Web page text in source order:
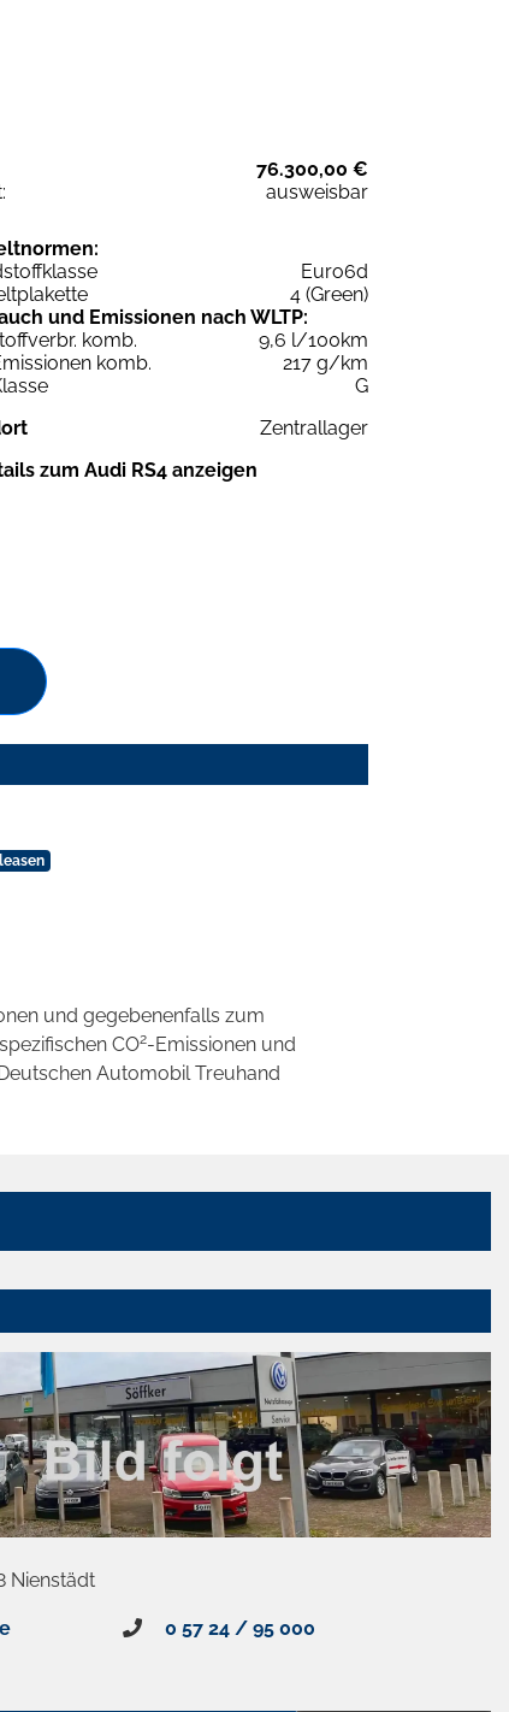
76.300,00 €
ausweisbar
Euro6d
4 (Green)
und Emissionen nach WLTP:
komb.
9,6 l/100km
komb.
217 g/km
G
Zentrallager
zum Audi RS4 anzeigen
und gegebenenfalls zum
CO2-Emissionen und
Automobil Treuhand
Nienstädt
0 57 24 / 95 000